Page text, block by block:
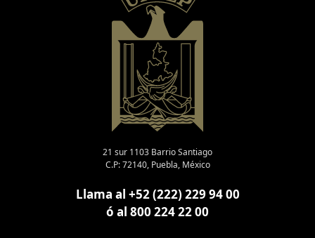
21 sur 1103 Barrio Santiago
C.P: 72140, Puebla, México
Llama al +52 (222) 229 94 00
ó al 800 224 22 00